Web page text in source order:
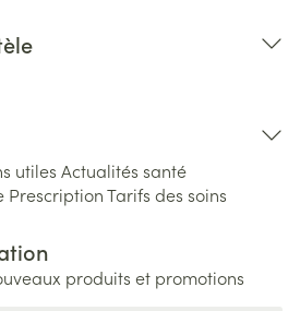
utiles Actualités santé
PrescriptionTarifs des soins
produits et promotions